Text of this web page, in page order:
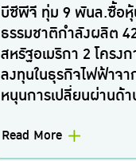
บีซีพีจี ทุ่ม 9 พันล.ซื้อหุ้
ธรรมชาติกำลังผลิต
สหรัฐอเมริกา 2 โครง
ลงทุนในธุรกิจไฟฟ้าจ
หนุนการเปลี่ยนผ่านด้
Read More